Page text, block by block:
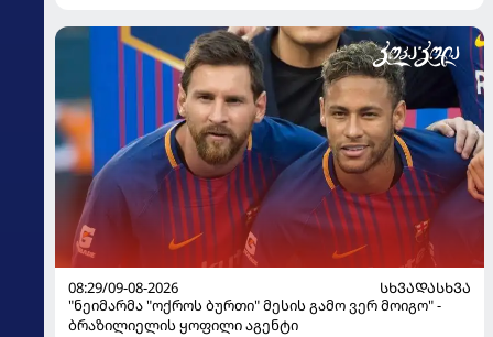
08:29/09-08-2026
ᲡᲮᲕᲐᲓᲐᲡᲮᲕᲐ
"ნეიმარმა "ოქროს ბურთი" მესის გამო ვერ მოიგო" -
ბრაზილიელის ყოფილი აგენტი